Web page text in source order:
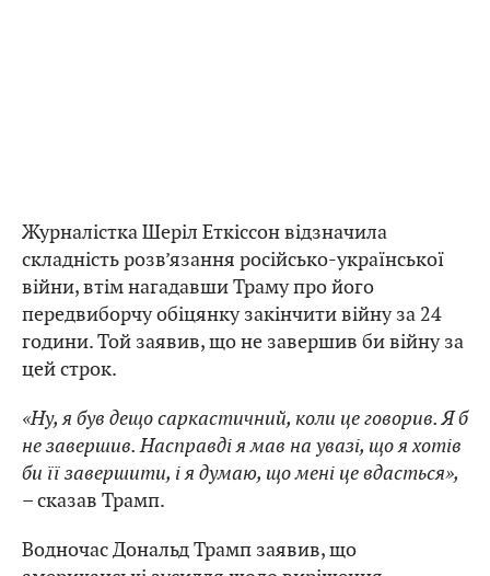
Журналістка Шеріл Еткіссон відзначила
складність розв’язання російсько-української
війни, втім нагадавши Траму про його
передвиборчу обіцянку закінчити війну за 24
години. Той заявив, що не завершив би війну за
цей строк.
«Ну, я був дещо саркастичний, коли це говорив. Я б
не завершив. Насправді я мав на увазі, що я хотів
би її завершити, і я думаю, що мені це вдасться»,
– сказав Трамп.
Водночас Дональд Трамп заявив, що